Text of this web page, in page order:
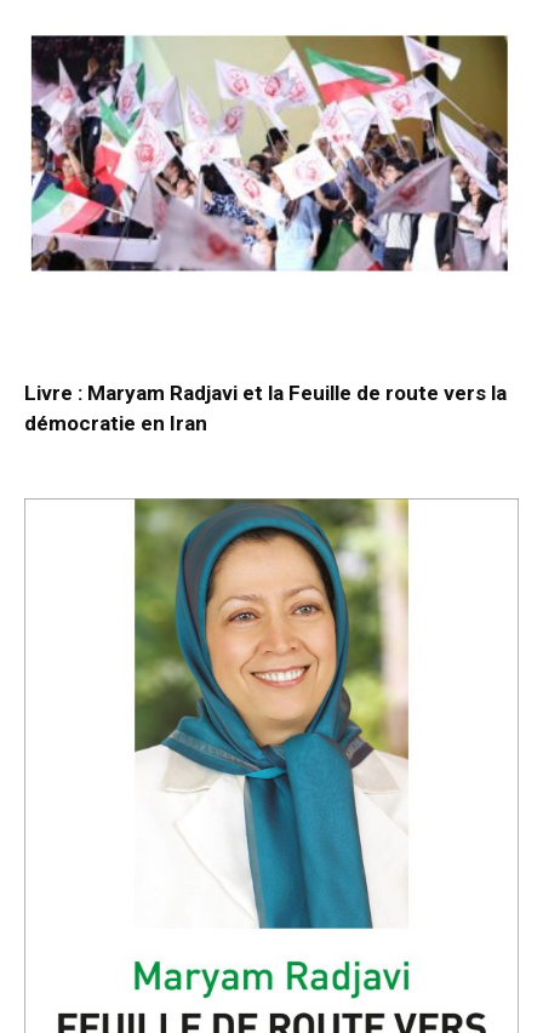
Livre : Maryam Radjavi et la Feuille de route vers la
démocratie en Iran